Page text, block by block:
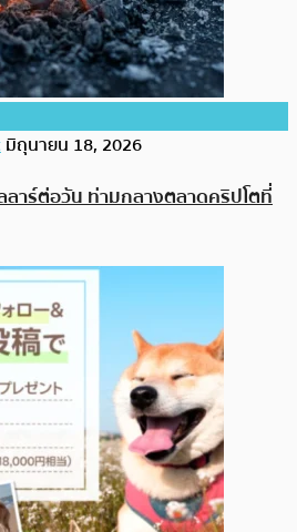
มิถุนายน 18, 2026
ลาร์ต่อวัน ท่ามกลางตลาดคริปโตที่